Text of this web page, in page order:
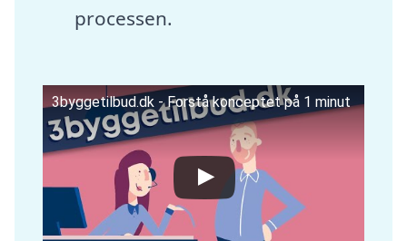
processen.
3byggetilbud.dk - Forstå konceptet på 1 minut